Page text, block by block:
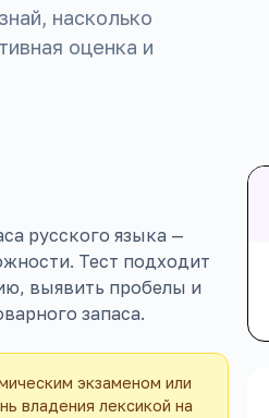
насколько
оценка и
русского языка —
Тест подходит
выявить пробелы и
запаса.
экзаменом или
владения лексикой на